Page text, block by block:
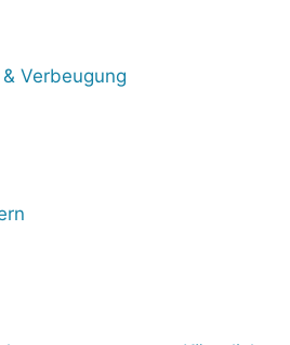
Verbeugung